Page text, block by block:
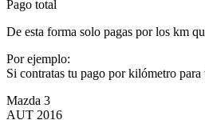
Pago total
De esta forma solo pagas por los km
Por ejemplo:
Si contratas tu pago por kilómetro para
Mazda 3
AUT 2016